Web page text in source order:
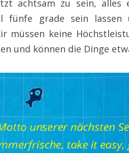
achtsam zu sein, alles
fünfe grade sein lassen
müssen keine
und können die Dinge